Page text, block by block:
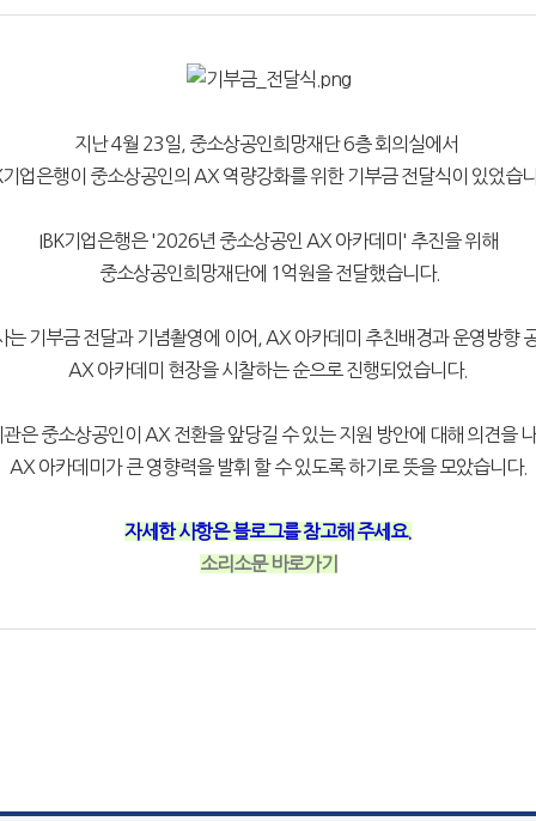
지난 4월 23일, 중소상공인희망재단 6층 회의실에서
업은행이 중소상공인의 AX 역량강화를 위한 기부금 전달식이 있었습
IBK기업은행은 '2026년 중소상공인 AX 아카데미' 추진을 위해
중소상공인희망재단에 1억원을 전달했습니다.
는 기부금 전달과 기념촬영에 이어, AX 아카데미 추친배경과 운영방향
AX 아카데미 현장을 시찰하는 순으로 진행되었습니다.
은 중소상공인이 AX 전환을 앞당길 수 있는 지원 방안에 대해 의견을
AX 아카데미가 큰 영향력을 발휘 할 수 있도록 하기로 뜻을 모았습니다.
자세한 사항은 블로그를 참고해 주세요.
소리소문 바로가기